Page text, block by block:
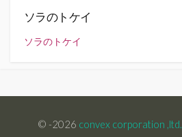
ソラのトケイ
ソラのトケイ
© -2026 convex corporation ,ltd.